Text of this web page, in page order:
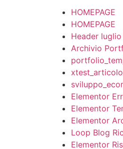
HOMEPAGE
HOMEPAGE
Header
Archivio
Elementor
Elementor
Elementor
Loop Blog
Elementor